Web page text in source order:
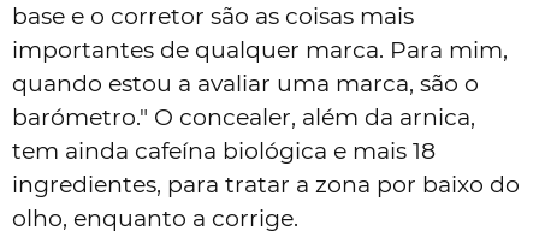
base e o corretor são as coisas mais
importantes de qualquer marca. Para mim,
quando estou a avaliar uma marca, são o
barómetro." O concealer, além da arnica,
tem ainda cafeína biológica e mais 18
ingredientes, para tratar a zona por baixo do
olho, enquanto a corrige.